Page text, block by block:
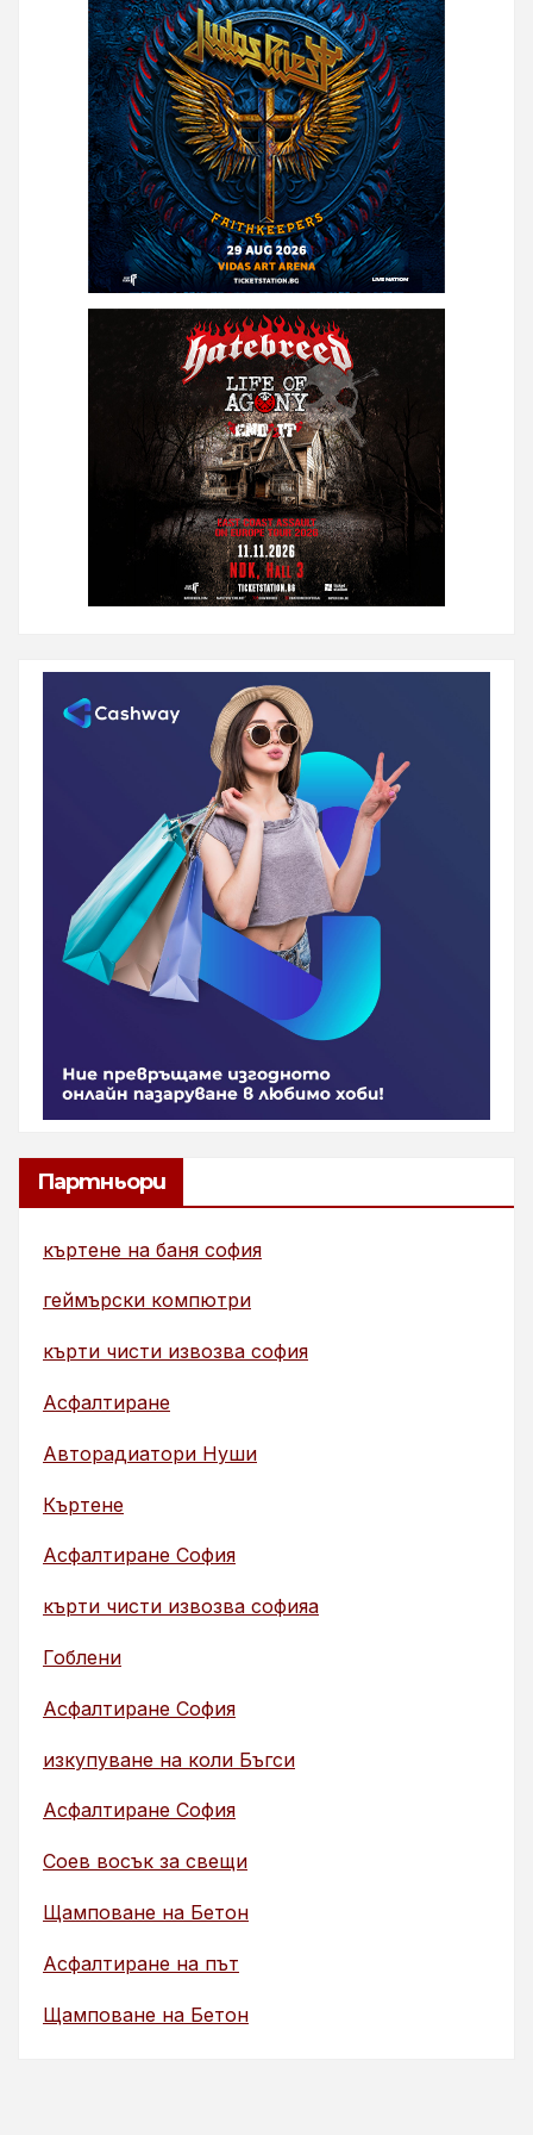
Партньори
къртене на баня софия
геймърски компютри
кърти чисти извозва софия
Асфалтиране
Авторадиатори Нуши
Къртене
Асфалтиране София
кърти чисти извозва софияа
Гоблени
Асфалтиране София
изкупуване на коли Бъгси
Асфалтиране София
Соев восък за свещи
Щамповане на Бетон
Асфалтиране на път
Щамповане на Бетон